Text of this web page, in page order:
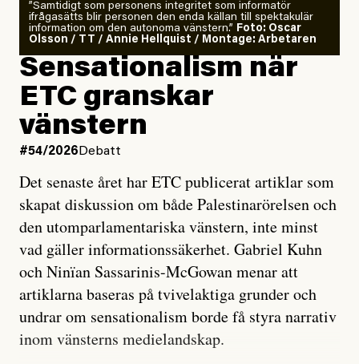
”Samtidigt som personens integritet som informatör
ifrågasätts blir personen den enda källan till spektakulär
information om den autonoma vänstern.” Foto: Oscar
Olsson / TT / Annie Hellquist / Montage: Arbetaren
Sensationalism när
ETC granskar
vänstern
#54/2026 Debatt
Det senaste året har ETC publicerat artiklar som
skapat diskussion om både Palestinarörelsen och
den utomparlamentariska vänstern, inte minst
vad gäller informationssäkerhet. Gabriel Kuhn
och Ninïan Sassarinis-McGowan menar att
artiklarna baseras på tvivelaktiga grunder och
undrar om sensationalism borde få styra narrativ
inom vänsterns medielandskap.